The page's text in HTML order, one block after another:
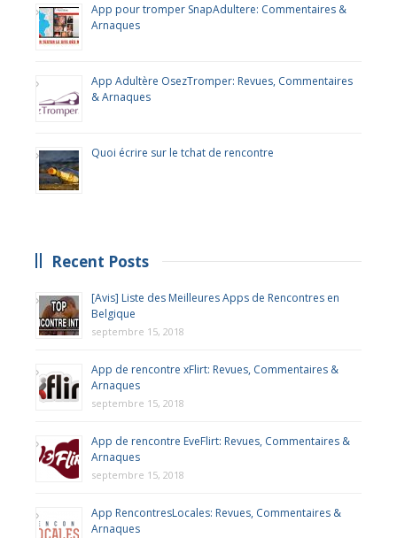
App pour tromper SnapAdultere: Commentaires &
Arnaques
App Adultère OsezTromper: Revues, Commentaires
& Arnaques
Quoi écrire sur le tchat de rencontre
Recent Posts
[Avis] Liste des Meilleures Apps de Rencontres en
Belgique
septembre 15, 2018
App de rencontre xFlirt: Revues, Commentaires &
Arnaques
septembre 15, 2018
App de rencontre EveFlirt: Revues, Commentaires &
Arnaques
septembre 15, 2018
App RencontresLocales: Revues, Commentaires &
Arnaques